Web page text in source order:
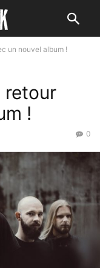
un nouvel album !
retour
!
0